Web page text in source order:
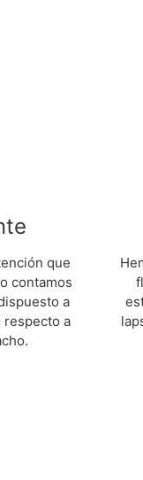
que
contamos
a
respecto a